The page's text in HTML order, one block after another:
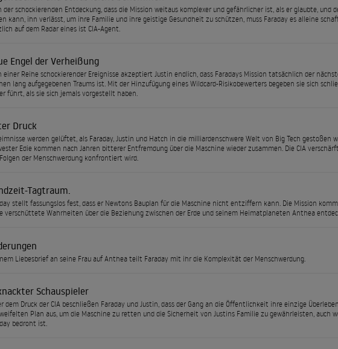
der schockierenden Entdeckung, dass die Mission weitaus komplexer und gefährlicher ist, als er glaubte, und
kann, ihn verlässt, um ihre Familie und ihre geistige Gesundheit zu schützen, muss Faraday es alleine
auf dem Radar eines ist CIA-Agent.
Engel der Verheißung
einer Reihe schockierender Ereignisse akzeptiert Justin endlich, dass Faradays Mission tatsächlich der
lang aufgegebenen Traums ist. Mit der Hinzufügung eines Wildcard-Risikobewerters begeben sie sich
führt, als sie sich jemals vorgestellt haben.
Druck
werden gelüftet, als Faraday, Justin und Hatch in die milliardenschwere Welt von Big Tech gestoßen
Edie kommen nach Jahren bitterer Entfremdung über die Maschine wieder zusammen. Die CIA
der Menschwerdung konfrontiert wird.
Tagtraum.
stellt fassungslos fest, dass er Newtons Bauplan für die Maschine nicht entziffern kann. Die Mission
verschüttete Wahrheiten über die Beziehung zwischen der Erde und seinem Heimatplaneten Anthea
Liebesbrief an seine Frau auf Anthea teilt Faraday mit ihr die Komplexität der Menschwerdung.
Schauspieler
dem Druck der CIA beschließen Faraday und Justin, dass der Gang an die Öffentlichkeit ihre einzige
Plan aus, um die Maschine zu retten und die Sicherheit von Justins Familie zu gewährleisten, auch
bedroht ist.